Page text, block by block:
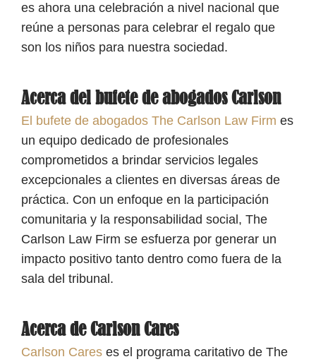
es ahora una celebración a nivel nacional que
reúne a personas para celebrar el regalo que
son los niños para nuestra sociedad.
Acerca del bufete de abogados Carlson
El bufete de abogados The Carlson Law Firm es
un equipo dedicado de profesionales
comprometidos a brindar servicios legales
excepcionales a clientes en diversas áreas de
práctica. Con un enfoque en la participación
comunitaria y la responsabilidad social, The
Carlson Law Firm se esfuerza por generar un
impacto positivo tanto dentro como fuera de la
sala del tribunal.
Acerca de Carlson Cares
Carlson Cares es el programa caritativo de The